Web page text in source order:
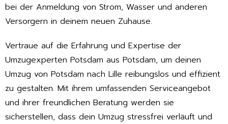
bei der Anmeldung von Strom, Wasser und anderen
Versorgern in deinem neuen Zuhause.
Vertraue auf die Erfahrung und Expertise der
Umzugexperten Potsdam aus Potsdam, um deinen
Umzug von Potsdam nach Lille reibungslos und effizient
zu gestalten. Mit ihrem umfassenden Serviceangebot
und ihrer freundlichen Beratung werden sie
sicherstellen, dass dein Umzug stressfrei verläuft und